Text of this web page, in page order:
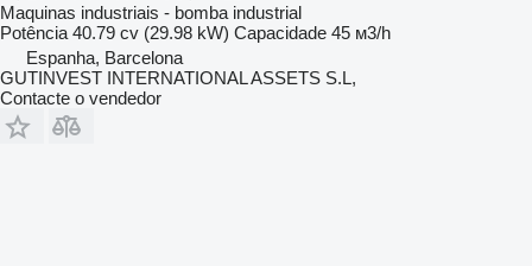
Maquinas industriais - bomba industrial
Potência 40.79 cv (29.98 kW) Capacidade 45 м3/h
Espanha, Barcelona
GUTINVEST INTERNATIONAL ASSETS S.L,
Contacte o vendedor